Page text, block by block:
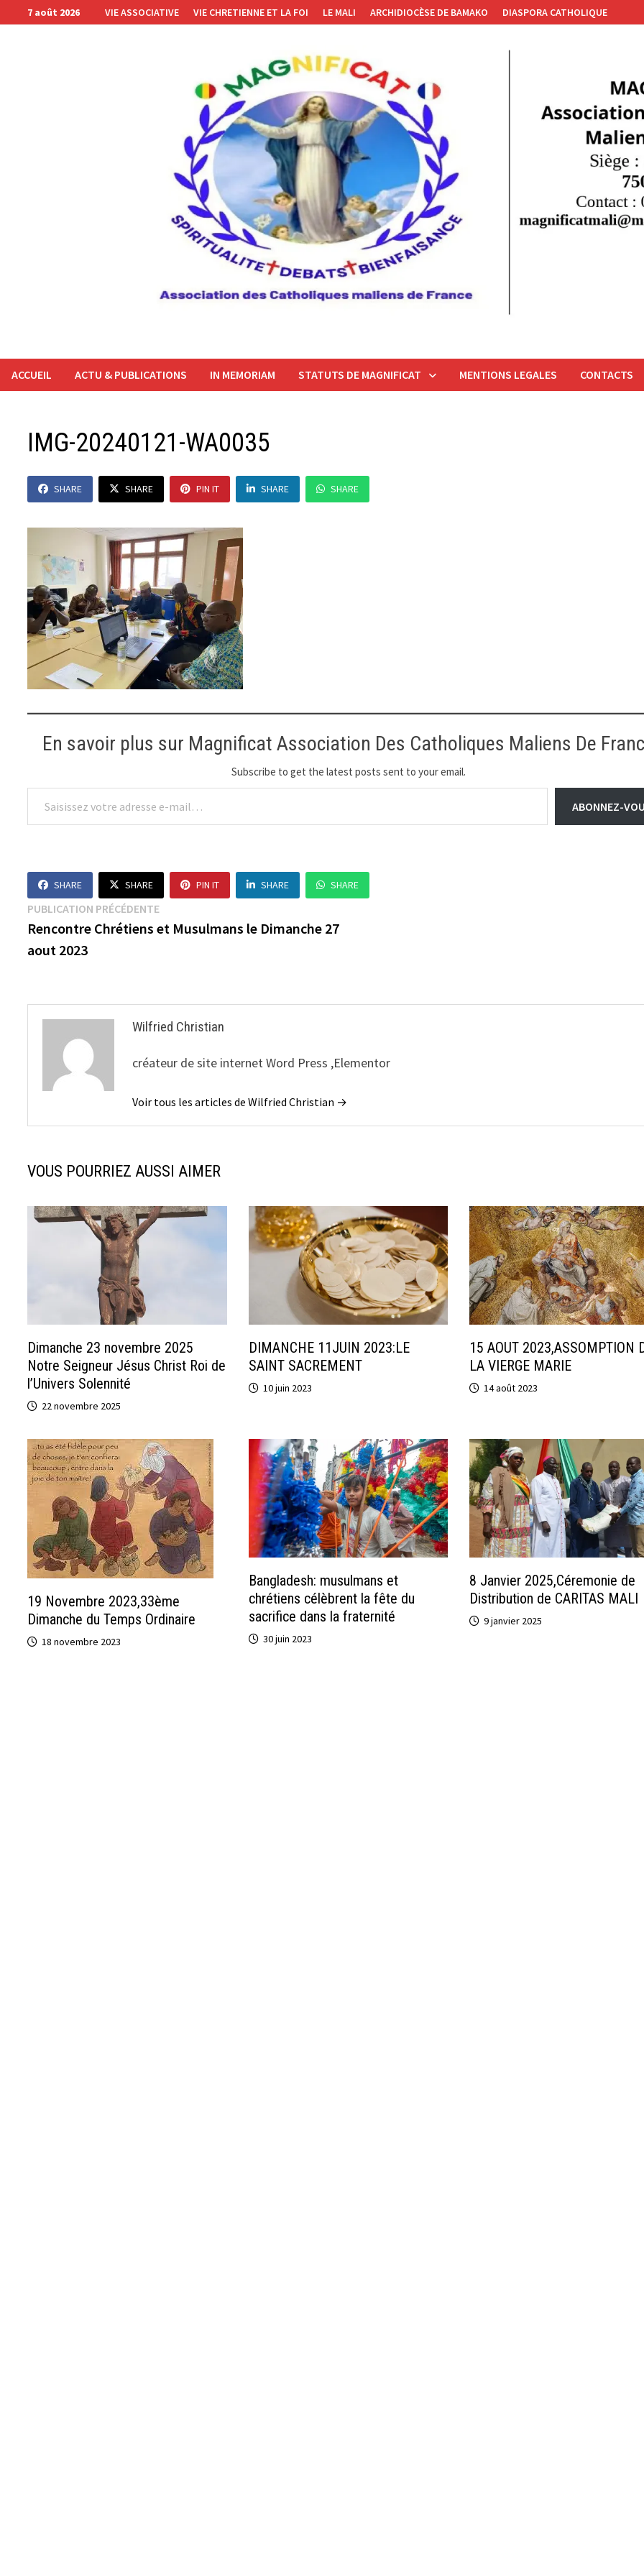
Passer
au
7 août 2026 VIE ASSOCIATIVE VIE CHRETIENNE ET LA FOI LE MALI ARCHIDIOCÈSE DE BAMAKO DIASPORA CATHOLIQUE
ACCUEIL ACTU & PUBLICATIONS IN MEMORIAM STATUTS DE MAGNIFICAT MENTIONS LEGALES CONTACTS
IMG-20240121-WA0035
SHARE SHARE PIN IT SHARE SHARE
En savoir plus sur Magnificat Association Des Catholiques Maliens De
Subscribe to get the latest posts sent to your email.
Saisissez votre adresse e-mail…
ABONNEZ-
SHARE SHARE PIN IT SHARE SHARE
Navigation
de
PUBLICATION PRÉCÉDENTEPublication
précédente :
Rencontre Chrétiens et Musulmans le Dimanche 27
aout 2023
Wilfried Christian
créateur de site internet Word Press ,Elementor
Voir tous les articles de Wilfried Christian →
VOUS POURRIEZ AUSSI AIMER
Dimanche 23 novembre 2025
Notre Seigneur Jésus Christ Roi de
l’Univers Solennité
22 novembre 2025
DIMANCHE 11JUIN 2023:LE
SAINT SACREMENT
10 juin 2023
15 AOUT 2023,ASSOMPTION
LA VIERGE MARIE
14 août 2023
19 Novembre 2023,33ème
Dimanche du Temps Ordinaire
18 novembre 2023
Bangladesh: musulmans et
chrétiens célèbrent la fête du
sacrifice dans la fraternité
30 juin 2023
8 Janvier 2025,Céremonie de
Distribution de CARITAS MALI
9 janvier 2025